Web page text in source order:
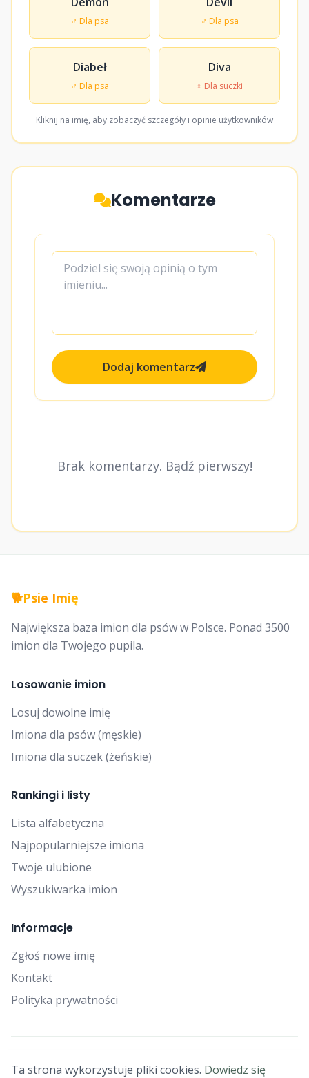
♂ Dla psa ♂ Dla psa
Diabeł
♂ Dla psa
Diva
♀ Dla suczki
Kliknij na imię, aby zobaczyć szczegóły i opinie użytkowników
Komentarze
Dodaj komentarz
Brak komentarzy. Bądź pierwszy!
🐕Psie Imię
Największa baza imion dla psów w Polsce. Ponad 3500
imion dla Twojego pupila.
Losowanie imion
Losuj dowolne imię
Imiona dla psów (męskie)
Imiona dla suczek (żeńskie)
Rankingi i listy
Lista alfabetyczna
Najpopularniejsze imiona
Twoje ulubione
Wyszukiwarka imion
Informacje
Zgłoś nowe imię
Kontakt
Polityka prywatności
© 2025 Falcon Bytes. Wszelkie prawa zastrzeżone.
Ta strona wykorzystuje pliki cookies. Dowiedz się